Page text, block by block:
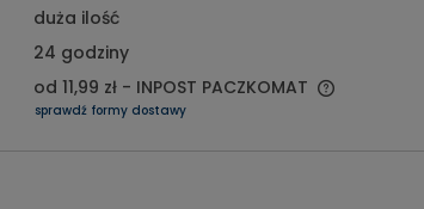
duża ilość
24 godziny
od 11,99 zł - INPOST PACZKOMAT
sprawdź formy dostawy